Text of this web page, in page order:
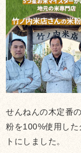
せんねんの木定番
粉を100%使用し
トにしました。